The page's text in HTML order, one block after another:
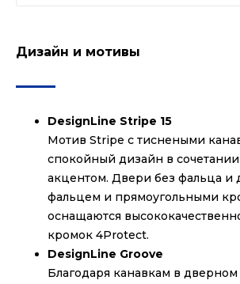
Дизайн и мотивы
DesignLine Stripe 15
Мотив Stripe с тиснеными
спокойный дизайн в
акцентом. Двери без фальца и
фальцем и прямоугольными
оснащаются
кромок 4Protect.
DesignLine Groove
Благодаря канавкам в дверном